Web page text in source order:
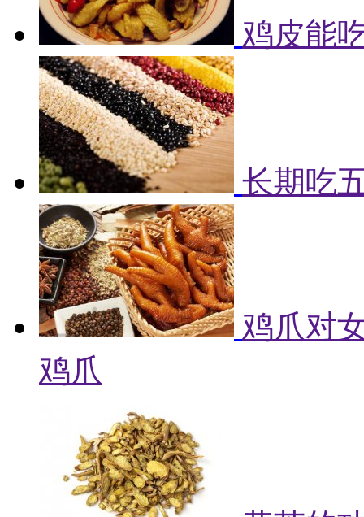
鸡皮能
长期吃
鸡爪对
鸡爪